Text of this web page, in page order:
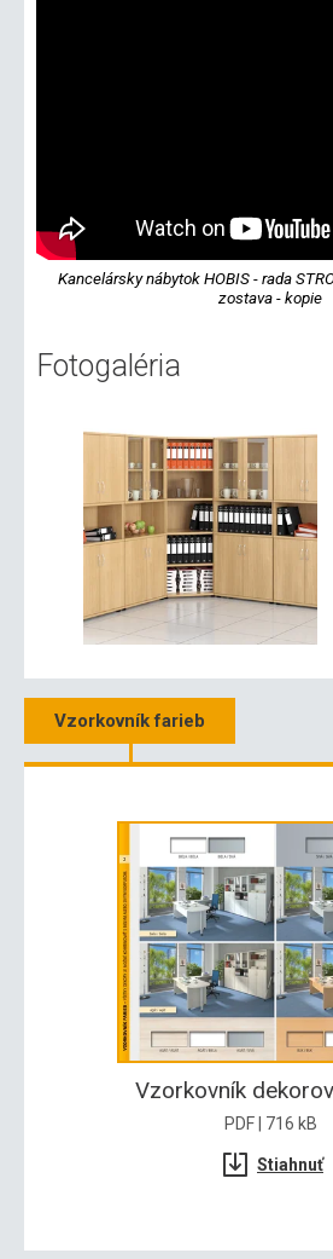
Kancelársky nábytok HOBIS - rada
zostava - kopie
Fotogaléria
Vzorkovník farieb
Vzorkovník
PDF | 716 kB
Stiahnuť